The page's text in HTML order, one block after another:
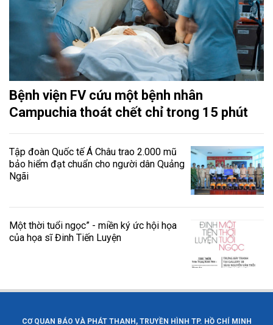
Bệnh viện FV cứu một bệnh nhân
Campuchia thoát chết chỉ trong 15 phút
Tập đoàn Quốc tế Á Châu trao 2.000 mũ
bảo hiểm đạt chuẩn cho người dân Quảng
Ngãi
Một thời tuổi ngọc” - miền ký ức hội họa
của họa sĩ Đinh Tiến Luyện
CƠ QUAN BÁO VÀ PHÁT THANH, TRUYỀN HÌNH TP. HỒ CHÍ MINH